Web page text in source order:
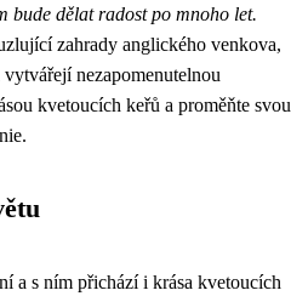
bude dělat radost po mnoho let.
zahrady anglického venkova,
nezapomenutelnou
kvetoucích keřů a proměňte svou
a s ním přichází i krása kvetoucích